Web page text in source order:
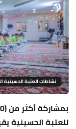
نشاطات العتبة
للعتبة الحسينية